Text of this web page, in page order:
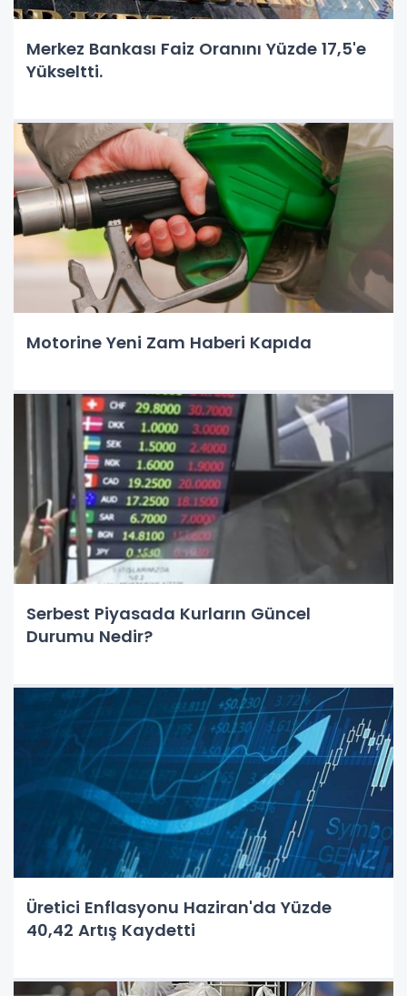
Merkez Bankası Faiz Oranını Yüzde 17,5'e
Yükseltti.
Motorine Yeni Zam Haberi Kapıda
Serbest Piyasada Kurların Güncel
Durumu Nedir?
Üretici Enflasyonu Haziran'da Yüzde
40,42 Artış Kaydetti